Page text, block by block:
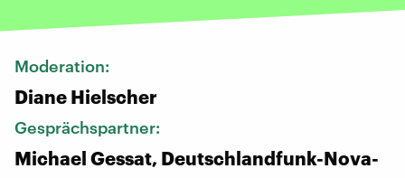
Moderation:
Diane Hielscher
Gesprächspartner:
Michael Gessat, Deutschlandfunk-Nova-